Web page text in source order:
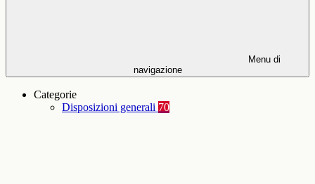
Menu di
navigazione
Categorie
Disposizioni generali 70